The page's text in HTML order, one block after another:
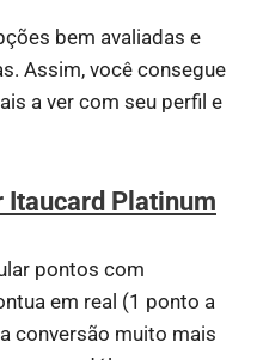
bem avaliadas e
Assim, você consegue
a ver com seu perfil e
Itaucard Platinum
pontos com
em real (1 ponto a
conversão muito mais